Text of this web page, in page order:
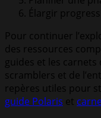
Élargir
Pour continuer
des ressources
guides et les carnets
scramblers et de
repères utiles pour
guide Polaris et